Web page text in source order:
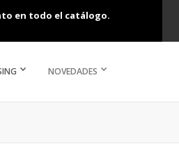
en todo el catálogo.
NOVEDADES